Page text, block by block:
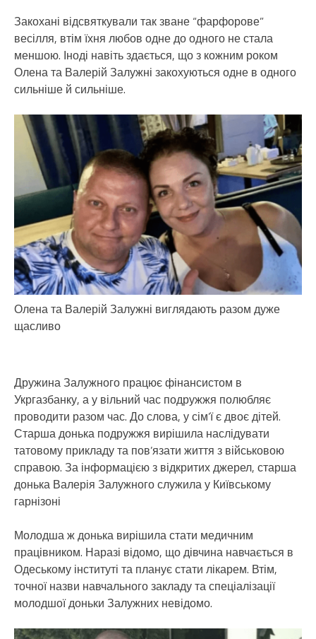
Закохані відсвяткували так зване “фарфорове”
весілля, втім їхня любов одне до одного не стала
меншою. Іноді навіть здається, що з кожним роком
Олена та Валерій Залужні закохуються одне в одного
сильніше й сильніше.
Олена та Валерій Залужні виглядають разом дуже
щасливо
Дружина Залужного працює фінансистом в
Укргазбанку, а у вільний час подружжя полюбляє
проводити разом час. До слова, у сім’ї є двоє дітей.
Старша донька подружжя вирішила наслідувати
татовому прикладу та пов’язати життя з військовою
справою. За інформацією з відкритих джерел, старша
донька Валерія Залужного служила у Київському
гарнізоні
Молодша ж донька вирішила стати медичним
працівником. Наразі відомо, що дівчина навчається в
Одеському інституті та планує стати лікарем. Втім,
точної назви навчального закладу та спеціалізації
молодшої доньки Залужних невідомо.